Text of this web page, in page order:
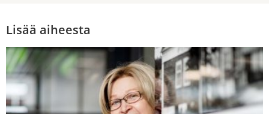
Lisää aiheesta